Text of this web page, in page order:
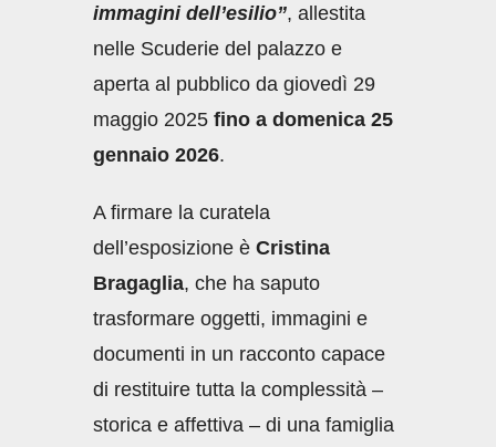
immagini dell’esilio”, allestita
nelle Scuderie del palazzo e
aperta al pubblico da giovedì 29
maggio 2025 fino a domenica 25
gennaio 2026.
A firmare la curatela
dell’esposizione è Cristina
Bragaglia, che ha saputo
trasformare oggetti, immagini e
documenti in un racconto capace
di restituire tutta la complessità –
storica e affettiva – di una famiglia